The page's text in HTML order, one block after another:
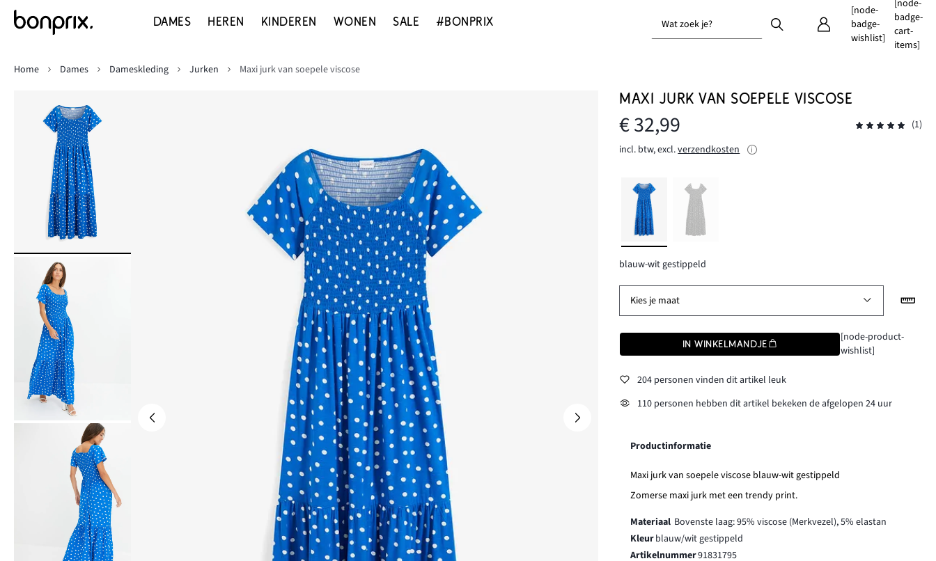
DAMES HEREN KINDEREN WONEN SALE #BONPRIX Wat zoek je?
[node-
badge-
wishlist]
[node-
badge-
cart-
items]
Home
Dames Dameskleding Jurken Maxi jurk van soepele viscose
MAXI JURK VAN SOEPELE VISCOSE
€ 32,99
(1)
incl. btw, excl.verzendkosten
blauw-wit gestippeld
Kies je maat
IN WINKELMANDJE
[node-product-
wishlist]
204 personen vinden dit artikel leuk
110 personen hebben dit artikel bekeken de afgelopen 24 uur
Productinformatie
Maxi jurk van soepele viscose blauw-wit gestippeld
Zomerse maxi jurk met een trendy print.
Materiaal Bovenste laag: 95% viscose (Merkvezel), 5% elastan
Kleurblauw/wit gestippeld
Artikelnummer91831795